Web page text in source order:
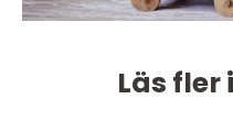
Läs